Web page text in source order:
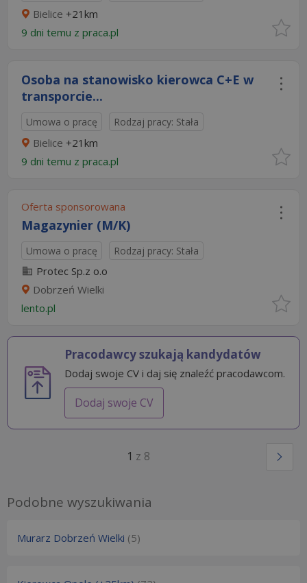
Bielice +21km
9 dni temu z praca.pl
Osoba na stanowisko kierowca C+E w
transporcie...
Umowa o pracę Rodzaj pracy: Stała
Bielice +21km
9 dni temu z praca.pl
Oferta sponsorowana
Magazynier (M/K)
Umowa o pracę Rodzaj pracy: Stała
Protec Sp.z o.o
Dobrzeń Wielki
lento.pl
Pracodawcy szukają kandydatów
Dodaj swoje CV i daj się znaleźć pracodawcom.
Dodaj swoje CV
1 z 8
Podobne wyszukiwania
Murarz Dobrzeń Wielki (5)